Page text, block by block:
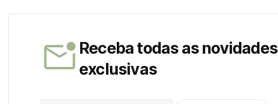
Receba todas as novidades
exclusivas